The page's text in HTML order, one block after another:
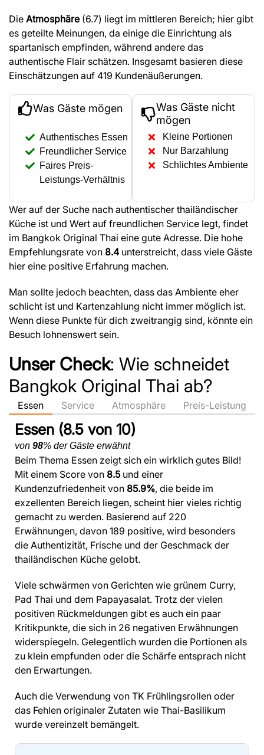
Die Atmosphäre(6.7) liegt im mittleren Bereich; hier gibt
es geteilte Meinungen, da einige die Einrichtung als
spartanisch empfinden, während andere das
authentische Flair schätzen. Insgesamt basieren diese
Einschätzungen auf 419 Kundenäußerungen.
Was Gäste mögen
Authentisches Essen
Freundlicher Service
Faires Preis-
Leistungs-Verhältnis
Was Gäste nicht
mögen
Kleine Portionen
Nur Barzahlung
Schlichtes Ambiente
Wer auf der Suche nach authentischer thailändischer
Küche ist und Wert auf freundlichen Service legt, findet
im Bangkok Original Thai eine gute Adresse. Die hohe
Empfehlungsrate von 8.4 unterstreicht, dass viele Gäste
hier eine positive Erfahrung machen.
Man sollte jedoch beachten, dass das Ambiente eher
schlicht ist und Kartenzahlung nicht immer möglich ist.
Wenn diese Punkte für dich zweitrangig sind, könnte ein
Besuch lohnenswert sein.
Unser Check: Wie schneidet
Bangkok Original Thai ab?
Essen Service Atmosphäre Preis-Leistung
Essen (8.5 von 10)
von 98% der Gäste erwähnt
Beim Thema Essen zeigt sich ein wirklich gutes Bild!
Mit einem Score von 8.5und einer
Kundenzufriedenheit von 85.9%, die beide im
exzellenten Bereich liegen, scheint hier vieles richtig
gemacht zu werden. Basierend auf 220
Erwähnungen, davon 189 positive, wird besonders
die Authentizität, Frische und der Geschmack der
thailändischen Küche gelobt.
Viele schwärmen von Gerichten wie grünem Curry,
Pad Thai und dem Papayasalat. Trotz der vielen
positiven Rückmeldungen gibt es auch ein paar
Kritikpunkte, die sich in 26 negativen Erwähnungen
widerspiegeln. Gelegentlich wurden die Portionen als
zu klein empfunden oder die Schärfe entsprach nicht
den Erwartungen.
Auch die Verwendung von TK Frühlingsrollen oder
das Fehlen originaler Zutaten wie Thai-Basilikum
wurde vereinzelt bemängelt.